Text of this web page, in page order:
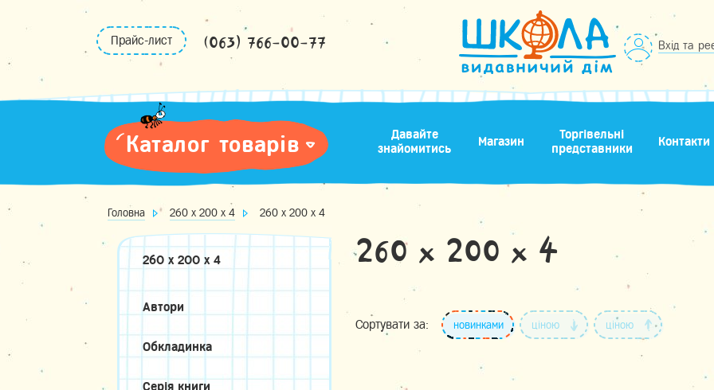
Прайс-лист (063) 766-00-77 Вхід та
Каталог товарів
Давайте
знайомитись
Магазин
Торгівельні
представники
Контакти
Головна 260 х 200 х 4 260 х 200 х 4
260 х 200 х 4
Автори
Обкладинка
Серія книги
260 х 200 х 4
Сортувати за: новинками ціною ціною